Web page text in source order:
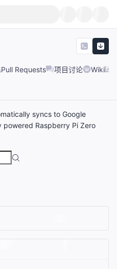
Pull Requests 项目讨论 Wiki
syncs to Google
Raspberry Pi Zero